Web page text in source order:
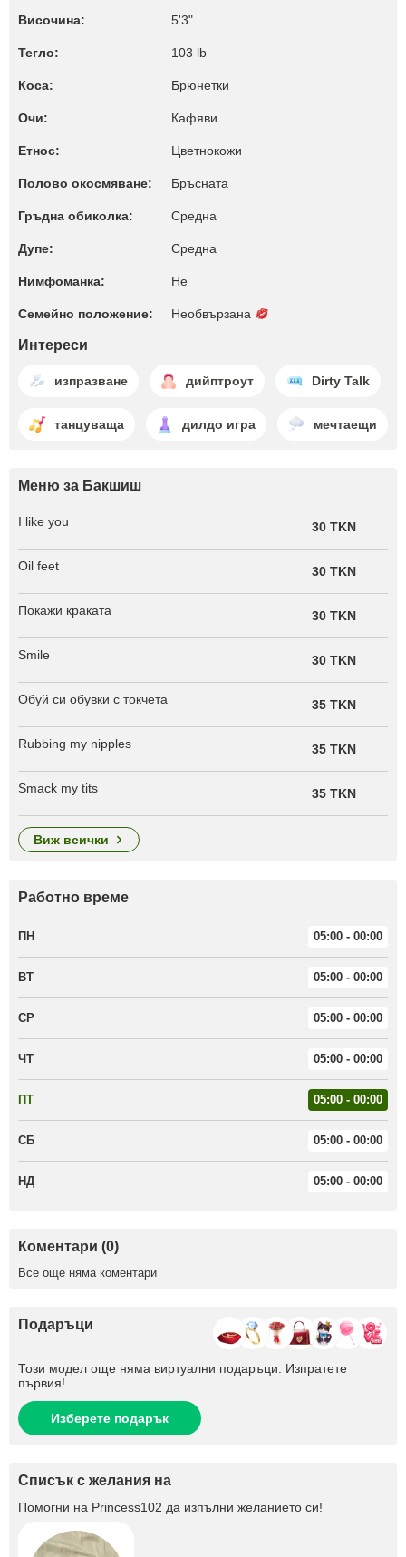
Височина: 5'3"
Тегло: 103 lb
Коса: Брюнетки
Очи: Кафяви
Етнос: Цветнокожи
Полово окосмяване: Бръсната
Гръдна обиколка: Среднa
Дупе: Среднa
Нимфоманка: Не
Семейно положение: Необвързана
Интереси
изпразване дийптроут Dirty Talk
танцуваща дилдо игра мечтаещи
Меню за Бакшиш
I like you 30 TKN
Oil feet 30 TKN
Покажи краката 30 TKN
Smile 30 TKN
Обуй си обувки с токчета 35 TKN
Rubbing my nipples 35 TKN
Smack my tits 35 TKN
виж всички
Работно време
ПН 05:00 - 00:00
ВТ 05:00 - 00:00
СР 05:00 - 00:00
ЧТ 05:00 - 00:00
ПТ 05:00 - 00:00
СБ 05:00 - 00:00
НД 05:00 - 00:00
Коментари (0)
Все още няма коментари
Подаръци
Този модел още няма виртуални подаръци. Изпратете
първия!
Изберете подарък
Списък с желания на
Помогни на Princess102 да изпълни желанието си!